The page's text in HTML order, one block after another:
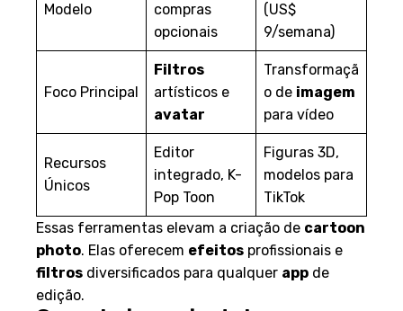
Modelo
compras
opcionais
(US$
9/semana)
Foco Principal
Filtros
artísticos e
avatar
Transformaçã
o de imagem
para vídeo
Recursos
Únicos
Editor
integrado, K-
Pop Toon
Figuras 3D,
modelos para
TikTok
Essas ferramentas elevam a criação de cartoon
photo. Elas oferecem efeitos profissionais e
filtros diversificados para qualquer app de
edição.